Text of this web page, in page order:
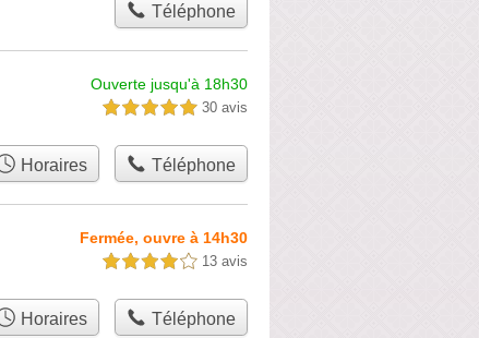
Téléphone
Ouverte jusqu'à 18h30
5,0 étoiles sur 5 30 avis
Horaires Téléphone
Fermée, ouvre à 14h30
4,0 étoiles sur 5 13 avis
Horaires Téléphone